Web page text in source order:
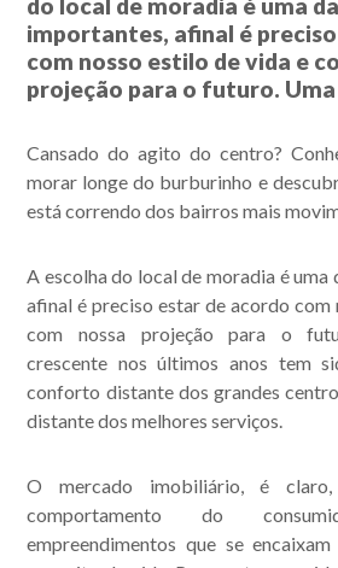
importantes, afinal é
com nosso estilo de vida e
projeção para o futuro.
Cansado do agito do centro?
morar longe do burburinho e
está correndo dos bairros mais
A escolha do local de moradia é uma
afinal é preciso estar de acordo com
com nossa projeção para o
crescente nos últimos anos tem
conforto distante dos grandes
distante dos melhores serviços.
O mercado imobiliário, é
comportamento do
empreendimentos que se